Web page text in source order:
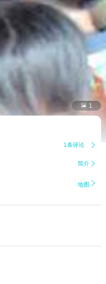
 1
1条评论 
简介 
地图 